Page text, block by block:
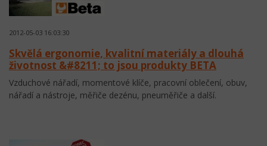
2012-05-03 16:03:30
Skvělá ergonomie, kvalitní materiály a dlouhá
životnost &#8211; to jsou produkty BETA
Vzduchové nářadí, momentové klíče, pracovní oblečení, obuv,
nářadí a nástroje, měřiče dezénu, pneuměřiče a další.